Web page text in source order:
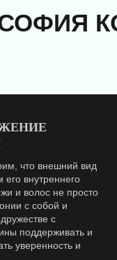
что внешний вид
внутреннего
и волос не просто
с собой и
с
поддерживать и
уверенность и